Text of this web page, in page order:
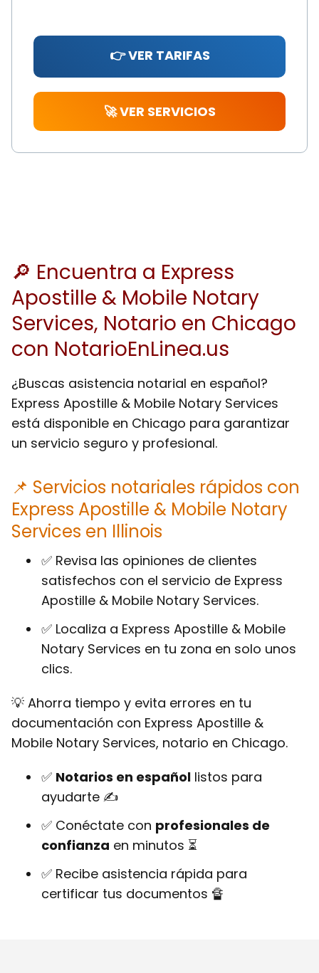
👉 VER TARIFAS
🚀 VER SERVICIOS
🔎 Encuentra a Express
Apostille & Mobile Notary
Services, Notario en Chicago
con NotarioEnLinea.us
¿Buscas asistencia notarial en español?
Express Apostille & Mobile Notary Services
está disponible en Chicago para garantizar
un servicio seguro y profesional.
📌 Servicios notariales rápidos con
Express Apostille & Mobile Notary
Services en Illinois
✅ Revisa las opiniones de clientes
satisfechos con el servicio de Express
Apostille & Mobile Notary Services.
✅ Localiza a Express Apostille & Mobile
Notary Services en tu zona en solo unos
clics.
💡 Ahorra tiempo y evita errores en tu
documentación con Express Apostille &
Mobile Notary Services, notario en Chicago.
✅ Notarios en español listos para
ayudarte ✍
✅ Conéctate con profesionales de
confianza en minutos ⏳
✅ Recibe asistencia rápida para
certificar tus documentos 🔏